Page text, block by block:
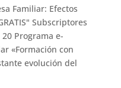
Familiar: Efectos
Subscriptores
Programa e-
«Formación con
evolución del